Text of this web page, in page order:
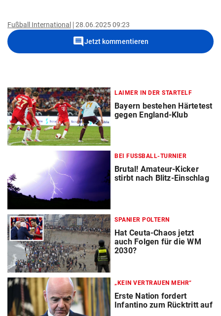
Fußball International 28.06.2025 09:23
commentJetzt kommentieren
LAIMER IN DER STARTELF
Bayern bestehen Härtetest
gegen England-Klub
BEI FUSSBALL-TURNIER
Brutal! Amateur-Kicker
stirbt nach Blitz-Einschlag
SPANIER POLTERN
Hat Ceuta-Chaos jetzt
auch Folgen für die WM
2030?
„KEIN VERTRAUEN MEHR“
Erste Nation fordert
Infantino zum Rücktritt auf